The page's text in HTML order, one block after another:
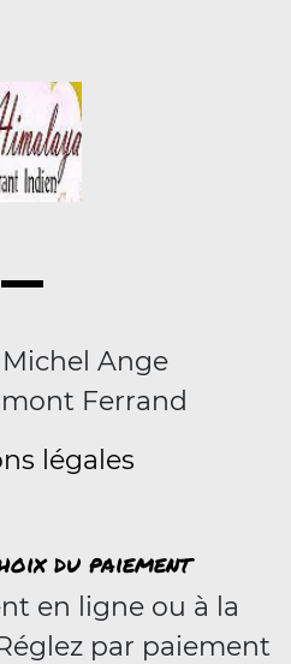
Michel Ange
Ferrand
légales
du paiement
en ligne ou à la
par paiement